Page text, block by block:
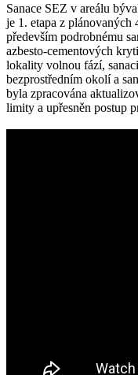
Sanace SEZ v areálu
je 1. etapa z plánovaných
především podrobnému
azbesto-cementových
lokality volnou fází,
bezprostředním okolí a
byla zpracována
limity a upřesněn postup